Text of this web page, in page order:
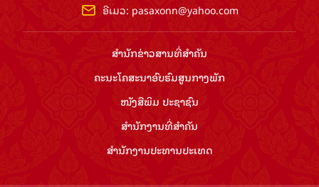
ອີເມວ: pasaxonn@yahoo.com
ສຳ​ນັກ​ຂ່າວ​ສານ​ທີ່​ສຳ​ຄັນ​
ຄະນະໂຄສະນາອົບຮົມ​ສູນ​ກາງ​ພັກ
ໜັງສືພິມ ປະ​ຊາ​ຊົນ
ສຳ​ນັກ​ງານ​ທີ່​ສຳ​ຄັນ
ສຳ​ນັກ​ງານ​ປະ​ທານ​ປະ​ເທດ